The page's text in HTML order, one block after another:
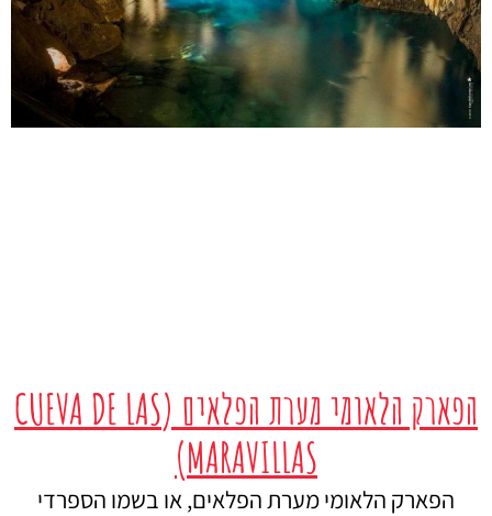
הפארק הלאומי מערת הפלאים (CUEVA DE LAS
MARAVILLAS)
הפארק הלאומי מערת הפלאים, או בשמו הספרדי